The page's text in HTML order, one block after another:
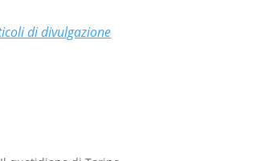
di divulgazione